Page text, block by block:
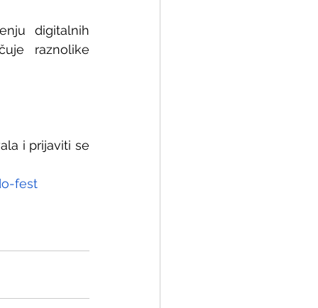
digitalnih
raznolike
i prijaviti se
fest